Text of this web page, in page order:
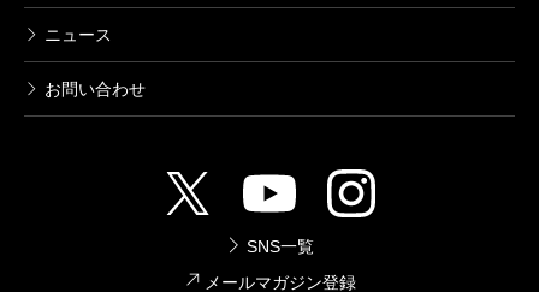
ニュース
お問い合わせ
SNS一覧
メールマガジン登録